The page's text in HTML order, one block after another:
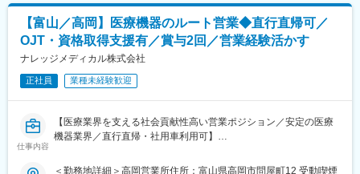
・ドラッグストアで見かける医薬品づくりに携われる
・未経験から医薬品メーカーの専門スキルを習得可能
・平均年齢32歳の若手活躍企業
・将来的には生産企画・他工程へのキャリア展開も可能
・リーダー職や管理職へのキャリアアップも目指せる
変更の範囲：会社の定める業務
理で変換します。（日本学生支援機構及びその他奨学金貸与機関
に対し対象者の奨学金を当社が直接返還する方法）
富士化学工業が日本学生支援機構及びその他奨学金貸与機関へ直
接送金することで奨学金返還額に係る所得税が非課税となり、ご
本人が返済しその分を支給する方式に比べ税制的に有利です。
■薬剤師手当
対象者：奨学金代理返還支援制度利用者以外の薬剤師
資格保持者：2万円／月
管理薬剤師：6万円／月
【富山／高岡】医療機器のルート営業◆直行直帰可／
OJT・資格取得支援有／賞与2回／営業経験活かす
ナレッジメディカル株式会社
正社員 業種未経験歓迎
仕事内容
【医療業界を支える社会貢献性高い営業ポジション／安定の医療
機器業界／直行直帰・社用車利用可】
■業務概要：
＜勤務地詳細＞高岡営業所住所：富山県高岡市問屋町12 受動喫煙